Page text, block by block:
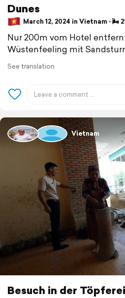
Dunes
March 12, 2024 in Vietnam ⋅ 🌬
Nur 200m vom Hotel
Wüstenfeeling mit
See translation
Vietnam
Besuch in der Töpferei